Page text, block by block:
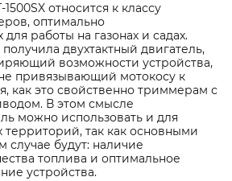
относится к классу
оптимально
работы на газонах и садах.
двухтактный двигатель,
возможности устройства,
привязывающий мотокосу к
как это свойственно триммерам с
В этом смысле
можно использовать и для
так как основными
случае будут: наличие
топлива и оптимальное
устройства.